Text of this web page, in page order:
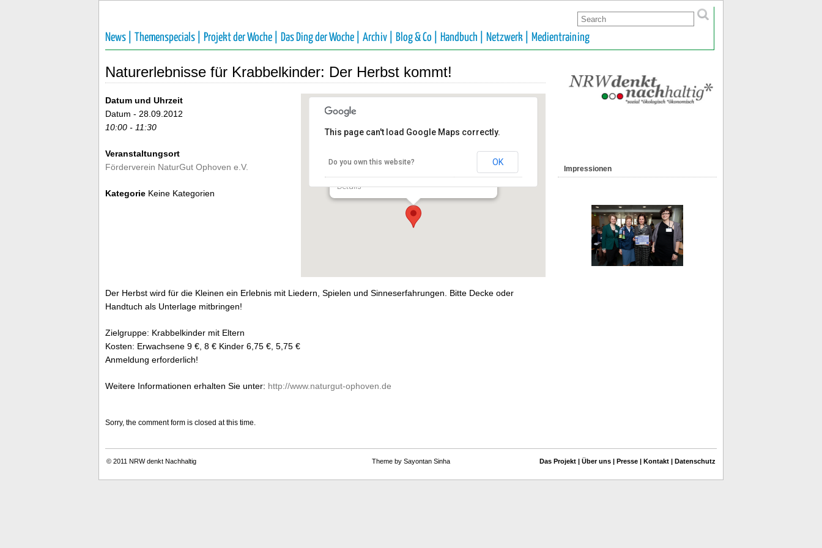
News | Themenspecials | Projekt der Woche | Das Ding der Woche | Archiv | Blog & Co | Handbuch | Netzwerk | Medientraining
Naturerlebnisse für Krabbelkinder: Der Herbst kommt!
Talstraße 4 - Leverkusen
Details
This page can't load Google Maps correctly.
Do you own this website? OK
Datum und Uhrzeit
Datum - 28.09.2012
10:00 - 11:30
Veranstaltungsort
Förderverein NaturGut Ophoven e.V.
Kategorie Keine Kategorien
Der Herbst wird für die Kleinen ein Erlebnis mit Liedern, Spielen und Sinneserfahrungen. Bitte Decke oder
Handtuch als Unterlage mitbringen!
Zielgruppe: Krabbelkinder mit Eltern
Kosten: Erwachsene 9 €, 8 € Kinder 6,75 €, 5,75 €
Anmeldung erforderlich!
Weitere Informationen erhalten Sie unter: http://www.naturgut-ophoven.de
Sorry, the comment form is closed at this time.
Impressionen
© 2011 NRW denkt Nachhaltig Theme by Sayontan Sinha Das Projekt | Über uns | Presse | Kontakt | Datenschutz